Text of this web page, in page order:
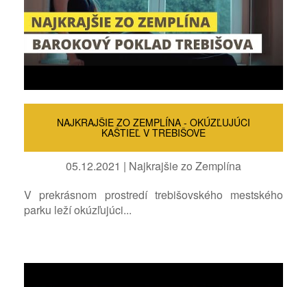
NAJKRAJŠIE ZO ZEMPLÍNA - OKÚZĽUJÚCI
KAŠTIEĽ V TREBIŠOVE
05.12.2021 | Najkrajšie zo Zemplína
V prekrásnom prostredí trebišovského mestského
parku leží okúzľujúci...